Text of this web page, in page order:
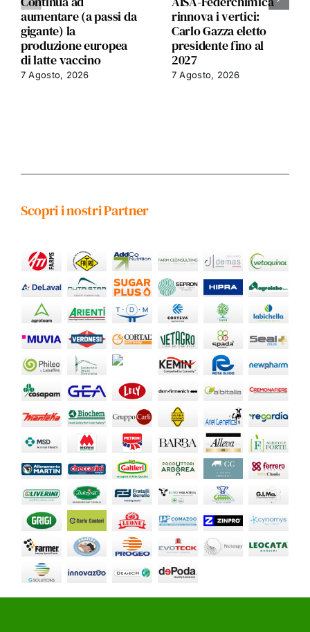
aumentare (a passi da
gigante) la
produzione europea
di latte vaccino
7 Agosto, 2026
rinnova i vertici:
Carlo Gazza eletto
presidente fino al
2027
7 Agosto, 2026
Scopri i nostri Partner